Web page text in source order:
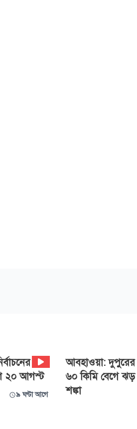
২০ আগস্ট
৯ ঘণ্টা আগে
আবহাওয়া: দুপুরের
৬০ কিমি বেগে ঝড়
শঙ্কা